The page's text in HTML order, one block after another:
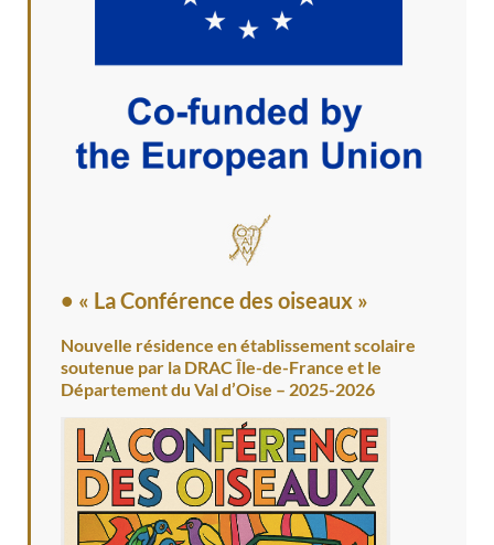
• « La Conférence des oiseaux »
Nouvelle résidence en établissement scolaire
soutenue par la DRAC Île-de-France et le
Département du Val d’Oise – 2025-2026